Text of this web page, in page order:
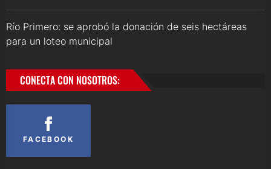
Río Primero: se aprobó la donación de seis hectáreas
para un loteo municipal
CONECTA CON NOSOTROS:
FACEBOOK